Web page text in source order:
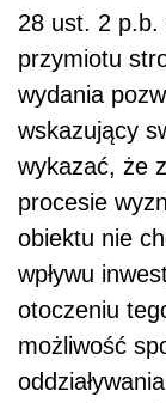
28 ust. 2 p.b.
przymiotu
wydania
wskazujący
wykazać, że
procesie
obiektu nie
wpływu
otoczeniu
możliwość